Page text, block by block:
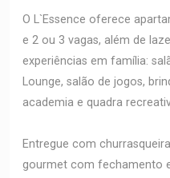
O L`Essence oferece
e 2 ou 3 vagas, além de
experiências em família:
Lounge, salão de jogos,
academia e quadra
Entregue com
gourmet com fechamento